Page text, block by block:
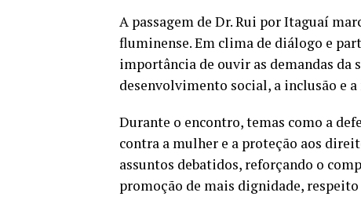
A passagem de Dr. Rui por Itaguaí
fluminense. Em clima de diálogo e
importância de ouvir as demandas da
desenvolvimento social, a inclusão e
Durante o encontro, temas como a
contra a mulher e a proteção aos
assuntos debatidos, reforçando o
promoção de mais dignidade,